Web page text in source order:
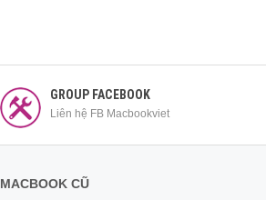
GROUP FACEBOOK
Liên hệ FB Macbookviet
MACBOOK CŨ